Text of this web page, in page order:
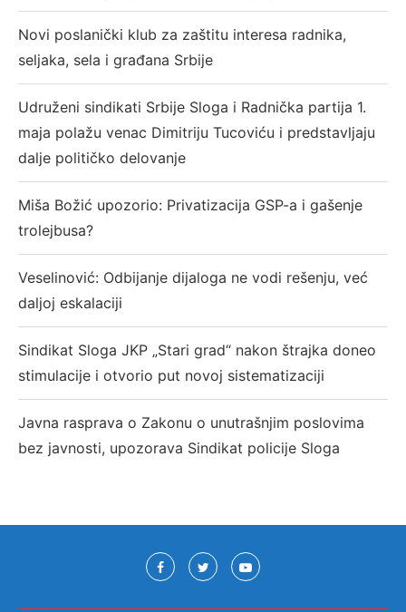
Novi poslanički klub za zaštitu interesa radnika,
seljaka, sela i građana Srbije
Udruženi sindikati Srbije Sloga i Radnička partija 1.
maja polažu venac Dimitriju Tucoviću i predstavljaju
dalje političko delovanje
Miša Božić upozorio: Privatizacija GSP-a i gašenje
trolejbusa?
Veselinović: Odbijanje dijaloga ne vodi rešenju, već
daljoj eskalaciji
Sindikat Sloga JKP „Stari grad“ nakon štrajka doneo
stimulacije i otvorio put novoj sistematizaciji
Javna rasprava o Zakonu o unutrašnjim poslovima
bez javnosti, upozorava Sindikat policije Sloga